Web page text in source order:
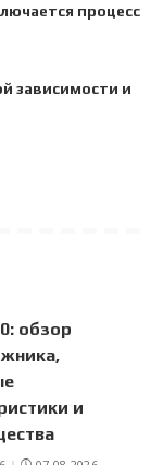
процесс
зависимости и
обзор
и